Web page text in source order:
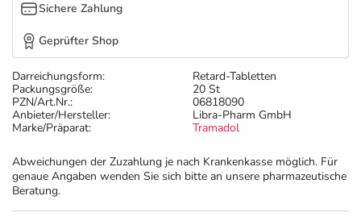
Darreichungsform:
Retard-Tabletten
Packungsgröße:
20 St
PZN/Art.Nr.:
06818090
Anbieter/Hersteller:
Libra-Pharm GmbH
Marke/Präparat:
Tramadol
Abweichungen der Zuzahlung je nach Krankenkasse möglich. Für
genaue Angaben wenden Sie sich bitte an unsere pharmazeutische
Beratung.
Sichere Zahlung
Geprüfter Shop